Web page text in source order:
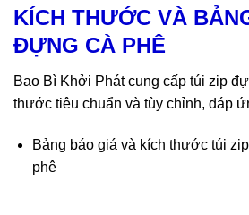
KÍCH THƯỚC VÀ
ĐỰNG CÀ PHÊ
Bao Bì Khởi Phát cung cấp túi zip
thước tiêu chuẩn và tùy chỉnh, đáp
Bảng báo giá và kích thước túi
phê